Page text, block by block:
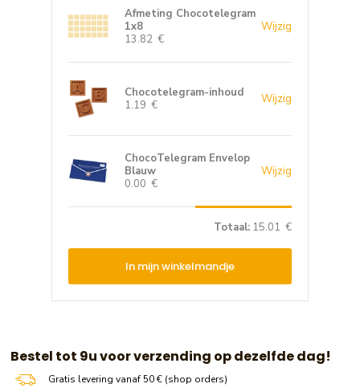
Afmeting Chocotelegram
1x8
13.82 €
Wijzig
Chocotelegram-inhoud
1.19 €
Wijzig
ChocoTelegram Envelop
Blauw
0.00 €
Wijzig
Totaal: 15.01 €
In mijn winkelmandje
​​ Bestel tot 9u voor verzending op dezelfde dag!
Gratis levering vanaf 50 € (shop orders)